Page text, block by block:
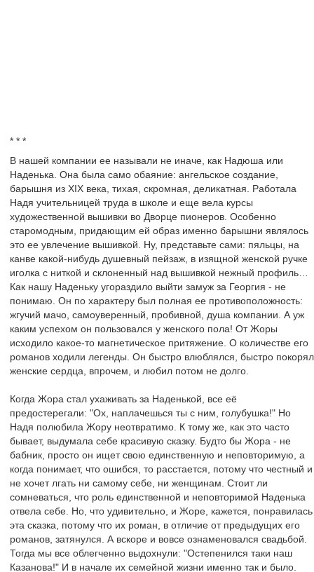
* * *
В нашей компании ее называли не иначе, как Надюша или
Наденька. Она была само обаяние: ангельское создание,
барышня из XIX века, тихая, скромная, деликатная. Работала
Надя учительницей труда в школе и еще вела курсы
художественной вышивки во Дворце пионеров. Особенно
старомодным, придающим ей образ именно барышни являлось
это ее увлечение вышивкой. Ну, представьте сами: пяльцы, на
канве какой-нибудь душевный пейзаж, в изящной женской ручке
иголка с ниткой и склоненный над вышивкой нежный профиль…
Как нашу Наденьку угораздило выйти замуж за Георгия - не
понимаю. Он по характеру был полная ее противоположность:
жгучий мачо, самоуверенный, пробивной, душа компании. А уж
каким успехом он пользовался у женского пола! От Жоры
исходило какое-то магнетическое притяжение. О количестве его
романов ходили легенды. Он быстро влюблялся, быстро покорял
женские сердца, впрочем, и любил потом не долго.
Когда Жора стал ухаживать за Наденькой, все её
предостерегали: "Ох, наплачешься ты с ним, голубушка!" Но
Надя полюбила Жору неотвратимо. К тому же, как это часто
бывает, выдумала себе красивую сказку. Будто бы Жора - не
бабник, просто он ищет свою единственную и неповторимую, а
когда понимает, что ошибся, то расстается, потому что честный и
не хочет лгать ни самому себе, ни женщинам. Стоит ли
сомневаться, что роль единственной и неповторимой Наденька
отвела себе. Но, что удивительно, и Жоре, кажется, понравилась
эта сказка, потому что их роман, в отличие от предыдущих его
романов, затянулся. А вскоре и вовсе ознаменовался свадьбой.
Тогда мы все облегченно выдохнули: "Остепенился таки наш
Казанова!" И в начале их семейной жизни именно так и было.